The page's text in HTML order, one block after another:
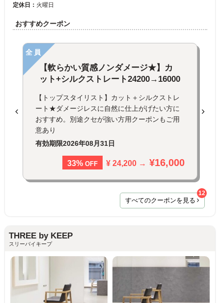
定休日： 火曜日
おすすめクーポン
全員
【軟らかい質感ノンダメージ★】カ
ット+シルクストレート24200→16000
【トップスタイリスト】カット＋シルクストレ
ート★ダメージレスに自然に仕上がげたい方に
おすすめ。別途クセが強い方用クーポンもご用
意あり
有効期限2026年08月31日
33% OFF ¥ 24,200 → ¥16,000
すべてのクーポンを見る
12
THREE by KEEP
スリーバイキープ